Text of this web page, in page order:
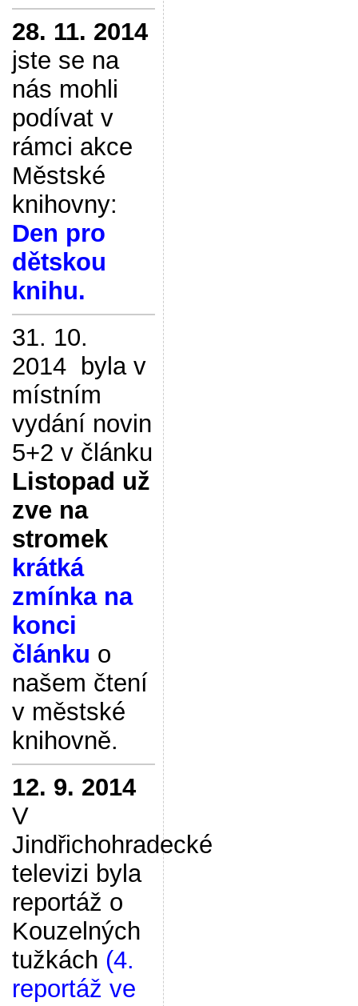
28. 11. 2014
jste se na
nás mohli
podívat v
rámci akce
Městské
knihovny:
Den pro
dětskou
knihu.
31. 10.
2014 byla v
místním
vydání novin
5+2 v článku
Listopad už
zve na
stromek
krátká
zmínka na
konci
článku o
našem čtení
v městské
knihovně.
12. 9. 2014
V
Jindřichohradecké
televizi byla
reportáž o
Kouzelných
tužkách (4.
reportáž ve